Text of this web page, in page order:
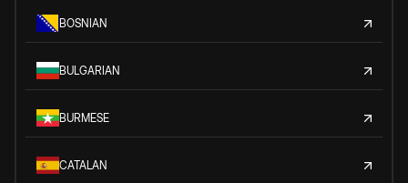
BOSNIAN
BULGARIAN
BURMESE
CATALAN